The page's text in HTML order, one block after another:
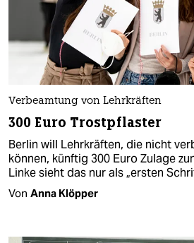
Verbeamtung von Lehrkräften
300 Euro Trostpflaster
Berlin will Lehrkräften, die nicht
können, künftig 300 Euro Zulage
Linke sieht das nur als „ersten
Von Anna Klöpper